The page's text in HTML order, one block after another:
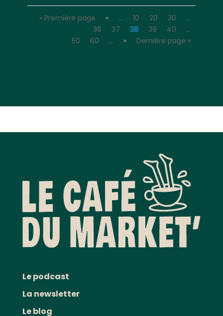
« Première page « … 10 20 30
…
36
37 38 39 40
…
50
60 … » Dernière page »
Le podcast
La newsletter
Le blog